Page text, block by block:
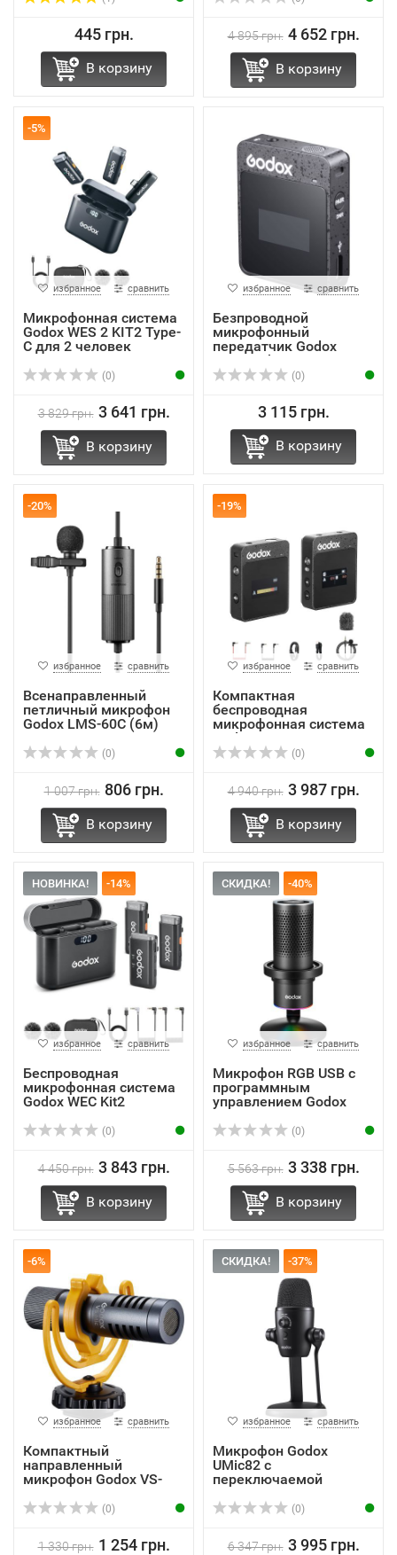
445 грн.
В корзину
4 895 грн. 4 652 грн.
В корзину
-5%
избранное сравнить
Микрофонная система
Godox WES 2 KIT2 Type-
C для 2 человек
(0)
3 829 грн. 3 641 грн.
В корзину
избранное сравнить
Безпроводной
микрофонный
передатчик Godox
MoveLink II TX ...
(0)
3 115 грн.
В корзину
-20%
избранное сравнить
Всенаправленный
петличный микрофон
Godox LMS-60C (6м)
(0)
1 007 грн. 806 грн.
В корзину
-19%
избранное сравнить
Компактная
беспроводная
микрофонная система
Godox MoveLin...
(0)
4 940 грн. 3 987 грн.
В корзину
НОВИНКА! -14%
избранное сравнить
Беспроводная
микрофонная система
Godox WEC Kit2
(0)
4 450 грн. 3 843 грн.
В корзину
СКИДКА! -40%
избранное сравнить
Микрофон RGB USB с
программным
управлением Godox
(0)
5 563 грн. 3 338 грн.
В корзину
-6%
избранное сравнить
Компактный
направленный
микрофон Godox VS-
(0)
1 330 грн. 1 254 грн.
СКИДКА! -37%
избранное сравнить
Микрофон Godox
UMic82 с
переключаемой
(0)
6 347 грн. 3 995 грн.